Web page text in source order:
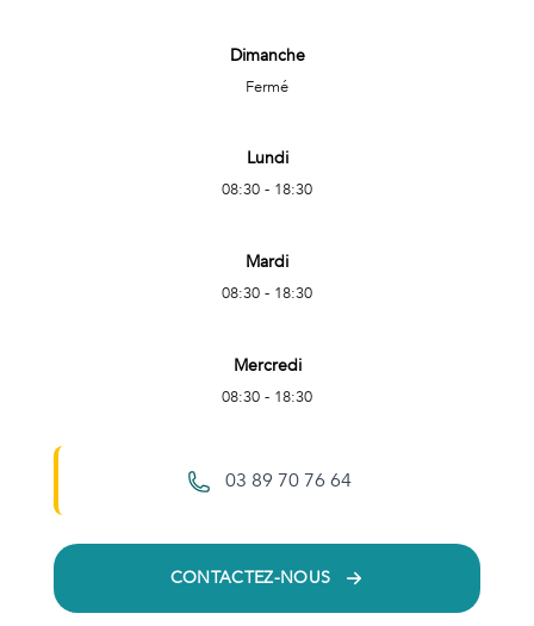
Dimanche
Fermé
Lundi
08:30 - 18:30
Mardi
08:30 - 18:30
Mercredi
08:30 - 18:30
03 89 70 76 64
CONTACTEZ-NOUS